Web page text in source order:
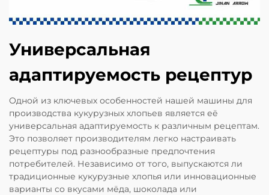
Универсальная
адаптируемость рецептур
Одной из ключевых особенностей нашей машины для
производства кукурузных хлопьев является её
универсальная адаптируемость к различным рецептам.
Это позволяет производителям легко настраивать
рецептуры под разнообразные предпочтения
потребителей. Независимо от того, выпускаются ли
традиционные кукурузные хлопья или инновационные
варианты со вкусами мёда, шоколада или